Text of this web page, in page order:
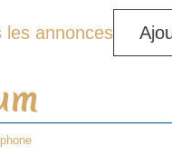
les annonces